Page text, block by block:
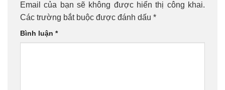
Email của bạn sẽ không được hiển thị công khai.
Các trường bắt buộc được đánh dấu *
Bình luận *